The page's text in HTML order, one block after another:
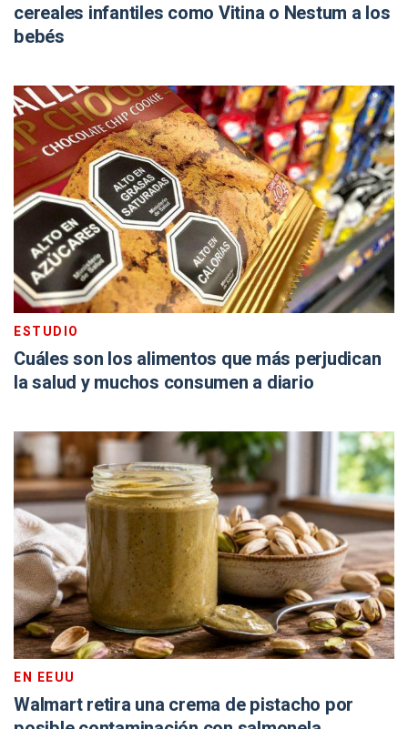
cereales infantiles como Vitina o Nestum a los
bebés
ESTUDIO
Cuáles son los alimentos que más perjudican
la salud y muchos consumen a diario
EN EEUU
Walmart retira una crema de pistacho por